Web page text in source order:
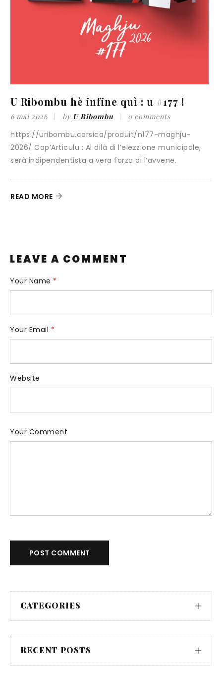
U Ribombu hè infine quì : u #177 !
6 mai 2026 by U Ribombu 0 comments
https://uribombu.corsica/produit/n177-maghju-
2026/ Cap’Articulu : Al dilà di l’elezzione municipale,
serà indipendentista a vera forza di l’avvene.
READ MORE
LEAVE A COMMENT
Your Name *
Your Email *
Website
Your Comment
POST COMMENT
CATEGORIES
RECENT POSTS